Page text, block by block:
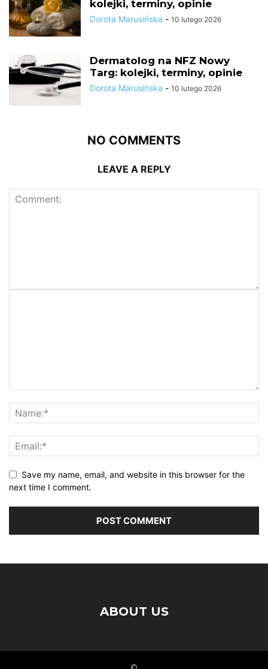
kolejki, terminy, opinie
Dorota Marusińska - 10 lutego 2026
Dermatolog na NFZ Nowy
Targ: kolejki, terminy, opinie
Dorota Marusińska - 10 lutego 2026
NO COMMENTS
LEAVE A REPLY
Save my name, email, and website in this browser for the
next time I comment.
ABOUT US